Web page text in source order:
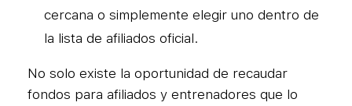
cercana o simplemente elegir uno dentro de
la lista de afiliados oficial.
No solo existe la oportunidad de recaudar
fondos para afiliados y entrenadores que lo